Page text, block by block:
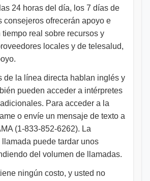
24 horas del día, los 7 días de
consejeros ofrecerán apoyo e
tiempo real sobre recursos y
locales y de telesalud,
de la línea directa hablan inglés y
pueden acceder a intérpretes
Para acceder a la
o envíe un mensaje de texto a
(1-833-852-6262). La
llamada puede tardar unos
del volumen de llamadas.
ningún costo, y usted no